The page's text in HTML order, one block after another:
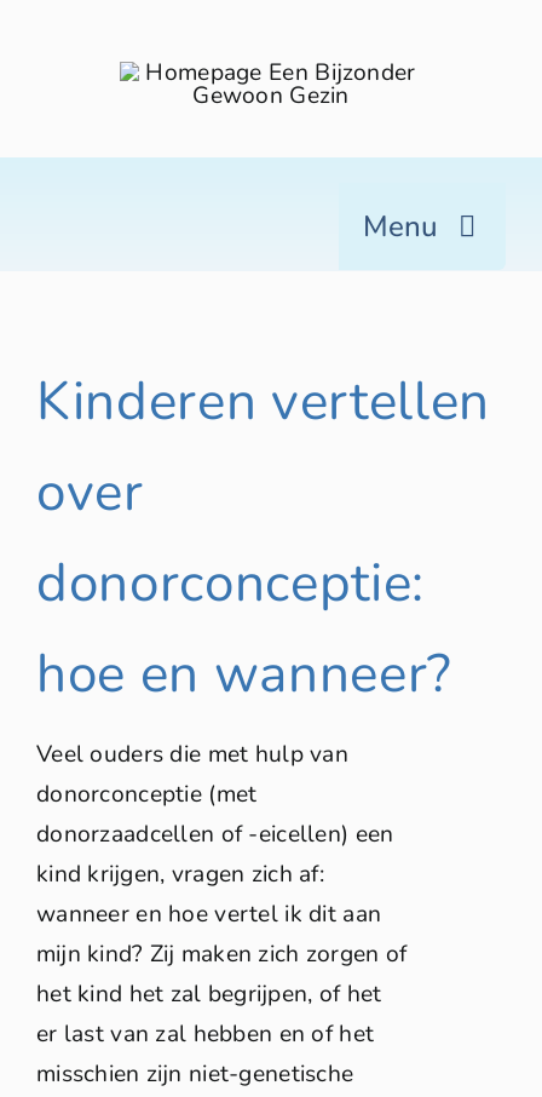
Menu
Over ons
Contact
0 artikelen
€ 0,00
Kinderen vertellen
over
donorconceptie:
hoe en wanneer?
Veel ouders die met hulp van
donorconceptie (met
donorzaadcellen of -eicellen) een
kind krijgen, vragen zich af:
wanneer en hoe vertel ik dit aan
mijn kind? Zij maken zich zorgen of
het kind het zal begrijpen, of het
er last van zal hebben en of het
misschien zijn niet-genetische